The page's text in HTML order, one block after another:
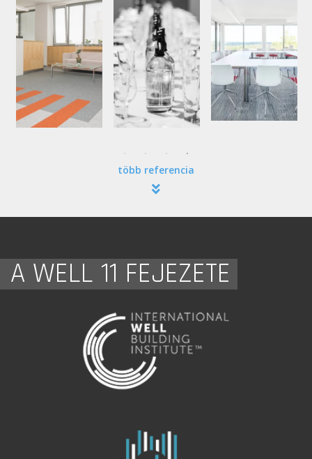
több referencia
A WELL 11 FEJEZETE